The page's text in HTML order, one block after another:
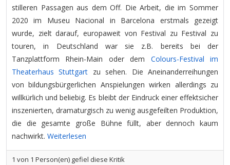
stilleren Passagen aus dem Off. Die Arbeit, die im Sommer
2020 im Museu Nacional in Barcelona erstmals gezeigt
wurde, zielt darauf, europaweit von Festival zu Festival zu
touren, in Deutschland war sie z.B. bereits bei der
Tanzplattform Rhein-Main oder dem Colours-Festival im
Theaterhaus Stuttgart zu sehen. Die Aneinanderreihungen
von bildungsbürgerlichen Anspielungen wirken allerdings zu
willkürlich und beliebig. Es bleibt der Eindruck einer effektsicher
inszenierten, dramaturgisch zu wenig ausgefeilten Produktion,
die die gesamte große Bühne füllt, aber dennoch kaum
nachwirkt. Weiterlesen
1 von 1 Person(en) gefiel diese Kritik